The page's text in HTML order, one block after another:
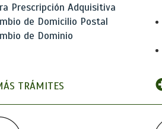
Prescripción Adquisitiva
de Domicilio Postal
de Dominio
TRÁMITES